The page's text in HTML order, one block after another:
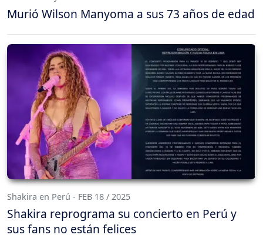
Murió Wilson Manyoma a sus 73 años de edad
Shakira en Perú - FEB 18 / 2025
Shakira reprograma su concierto en Perú y
sus fans no están felices